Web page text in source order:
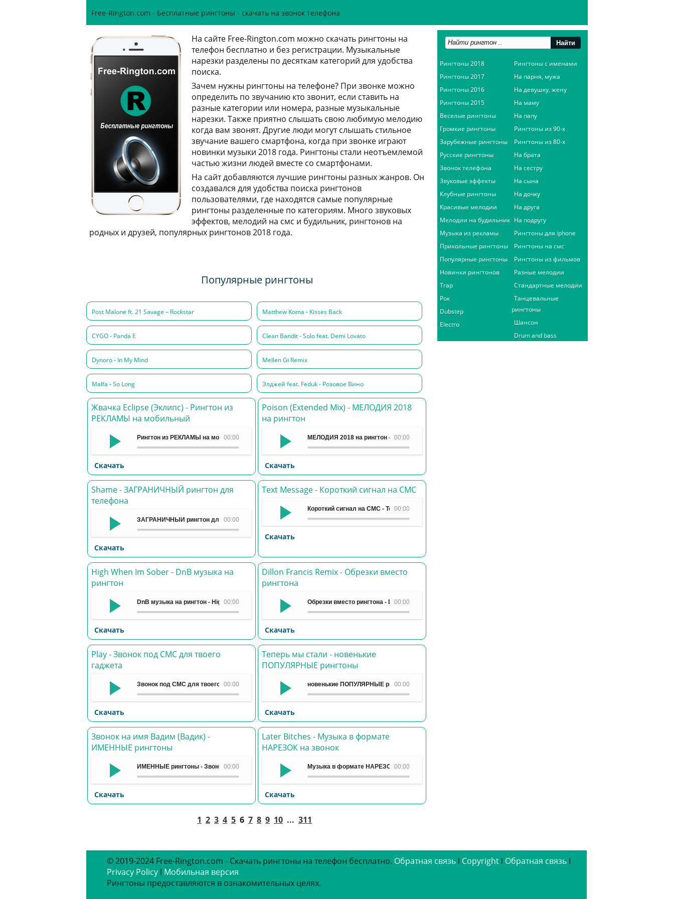
Free-Rington.com - Бесплатные рингтоны - скачать на звонок телефона
На сайте Free-Rington.com можно скачать рингтоны на
телефон бесплатно и без регистрации. Музыкальные
нарезки разделены по десяткам категорий для удобства
поиска.
Зачем нужны рингтоны на телефоне? При звонке можно
определить по звучанию кто звонит, если ставить на
разные категории или номера, разные музыкальные
нарезки. Также приятно слышать свою любимую мелодию
когда вам звонят. Другие люди могут слышать стильное
звучание вашего смартфона, когда при звонке играют
новинки музыки 2018 года. Рингтоны стали неотъемлемой
частью жизни людей вместе со смартфонами.
На сайт добавляются лучшие рингтоны разных жанров. Он
создавался для удобства поиска рингтонов
пользователями, где находятся самые популярные
рингтоны разделенные по категориям. Много звуковых
эффектов, мелодий на смс и будильник, рингтонов на
родных и друзей, популярных рингтонов 2018 года.
Популярные рингтоны
Post Malone ft. 21 Savage – Rockstar Matthew Koma - Kisses Back
CYGO - Panda E Clean Bandit - Solo feat. Demi Lovato
Dynoro - In My Mind Mellen Gi Remix
Malfa - So Long Элджей feat. Feduk - Розовое Вино
Жвачка Eclipse (Эклипс) - Рингтон из
РЕКЛАМЫ на мобильный
00:00
Рингтон из РЕКЛАМЫ на мобильный - Жвачка Eclipse (Эклипс)
Скачать
Poison (Extended Mix) - МЕЛОДИЯ 2018
на рингтон
00:00
МЕЛОДИЯ 2018 на рингтон - Poison (Extended Mix)
Скачать
Shame - ЗАГРАНИЧНЫЙ рингтон для
телефона
00:00
ЗАГРАНИЧНЫЙ рингтон для смартфона - Shame
Скачать
Text Message - Короткий сигнал на СМС
00:00
Короткий сигнал на СМС - Text Message
Скачать
High When Im Sober - DnB музыка на
рингтон
00:00
DnB музыка на рингтон - High When I'm Sober
Скачать
Dillon Francis Remix - Обрезки вместо
рингтона
00:00
Обрезки вместо рингтона - Dillon Francis Remix
Скачать
Play - Звонок под СМС для твоего
гаджета
00:00
Звонок под СМС для твоего гаджета - Play
Скачать
Теперь мы стали - новенькие
ПОПУЛЯРНЫЕ рингтоны
00:00
новенькие ПОПУЛЯРНЫЕ рингтоны - Теперь мы стали
Скачать
Звонок на имя Вадим (Вадик) -
ИМЕННЫЕ рингтоны
00:00
ИМЕННЫЕ рингтоны - Звонок на имя Вадим (Вадик)
Скачать
Later Bitches - Музыка в формате
НАРЕЗОК на звонок
00:00
Музыка в формате НАРЕЗОК на звонок - Later Bitches
Скачать
1 2 3 4 5 6 7 8 9 10 ... 311
Рингтоны 2018
Рингтоны 2017
Рингтоны 2016
Рингтоны 2015
Веселые рингтоны
Громкие рингтоны
Зарубежные рингтоны
Русские рингтоны
Звонок телефона
Звуковые эффекты
Клубные рингтоны
Красивые мелодии
Мелодии на будильник
Музыка из рекламы
Прикольные рингтоны
Популярные рингтоны
Новинки рингтонов
Trap
Рок
Dubstep
Electro
Рингтоны с именами
На парня, мужа
На девушку, жену
На маму
На папу
Рингтоны из 90-х
Рингтоны из 80-х
На брата
На сестру
На сына
На дочку
На друга
На подругу
Рингтоны для iphone
Рингтоны на смс
Рингтоны из фильмов
Разные мелодии
Стандартные мелодии
Танцевальные
рингтоны
Шансон
Drum and bass
© 2019-2024 Free-Rington.com - Скачать рингтоны на телефон бесплатно. Обратная связь ǀ Copyright ǀ Обратная связь ǀ
Privacy Policy ǀ Мобильная версия
Рингтоны предоставляются в ознакомительных целях.